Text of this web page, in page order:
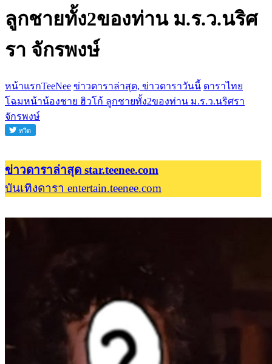
ลูกชายทั้ง2ของท่าน ม.ร.ว.นริศ
รา จักรพงษ์
หน้าแรกTeeNee ข่าวดาราล่าสุด, ข่าวดาราวันนี้ ดาราไทย
โฉมหน้าน้องชาย ฮิวโก้ ลูกชายทั้ง2ของท่าน ม.ร.ว.นริศรา
จักรพงษ์
ข่าวดาราล่าสุด star.teenee.com
บันเทิงดารา entertain.teenee.com